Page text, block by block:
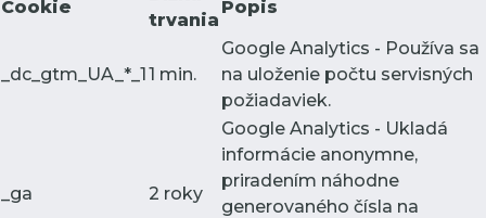
Cookie
trvania
Popis
_dc_gtm_UA_*_11 min.
Google Analytics - Používa sa
na uloženie počtu servisných
požiadaviek.
_ga 2 roky
Google Analytics - Ukladá
informácie anonymne,
priradením náhodne
generovaného čísla na